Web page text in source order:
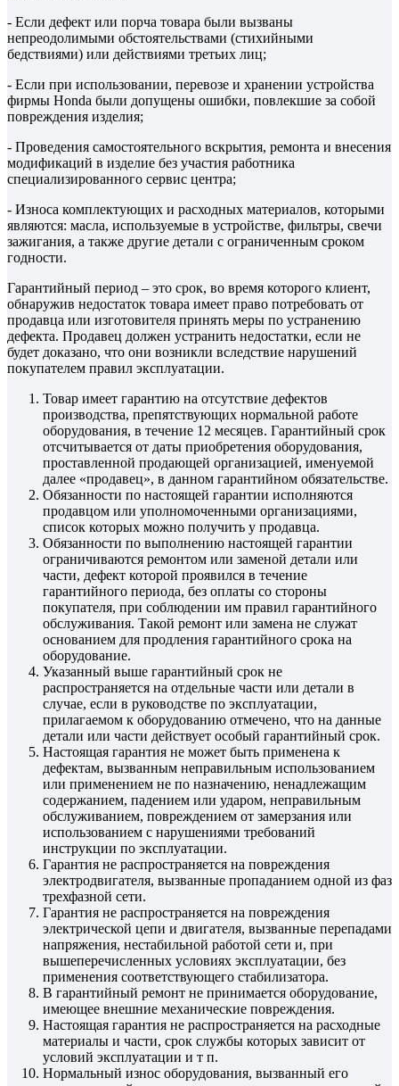
- Если дефект или порча товара были вызваны
непреодолимыми обстоятельствами (стихийными
бедствиями) или действиями третьих лиц;
- Если при использовании, перевозе и хранении устройства
фирмы Honda были допущены ошибки, повлекшие за собой
повреждения изделия;
- Проведения самостоятельного вскрытия, ремонта и внесения
модификаций в изделие без участия работника
специализированного сервис центра;
- Износа комплектующих и расходных материалов, которыми
являются: масла, используемые в устройстве, фильтры, свечи
зажигания, а также другие детали с ограниченным сроком
годности.
Гарантийный период – это срок, во время которого клиент,
обнаружив недостаток товара имеет право потребовать от
продавца или изготовителя принять меры по устранению
дефекта. Продавец должен устранить недостатки, если не
будет доказано, что они возникли вследствие нарушений
покупателем правил эксплуатации.
Товар имеет гарантию на отсутствие дефектов
производства, препятствующих нормальной работе
оборудования, в течение 12 месяцев. Гарантийный срок
отсчитывается от даты приобретения оборудования,
проставленной продающей организацией, именуемой
далее «продавец», в данном гарантийном обязательстве.
Обязанности по настоящей гарантии исполняются
продавцом или уполномоченными организациями,
список которых можно получить у продавца.
Обязанности по выполнению настоящей гарантии
ограничиваются ремонтом или заменой детали или
части, дефект которой проявился в течение
гарантийного периода, без оплаты со стороны
покупателя, при соблюдении им правил гарантийного
обслуживания. Такой ремонт или замена не служат
основанием для продления гарантийного срока на
оборудование.
Указанный выше гарантийный срок не
распространяется на отдельные части или детали в
случае, если в руководстве по эксплуатации,
прилагаемом к оборудованию отмечено, что на данные
детали или части действует особый гарантийный срок.
Настоящая гарантия не может быть применена к
дефектам, вызванным неправильным использованием
или применением не по назначению, ненадлежащим
содержанием, падением или ударом, неправильным
обслуживанием, повреждением от замерзания или
использованием с нарушениями требований
инструкции по эксплуатации.
Гарантия не распространяется на повреждения
электродвигателя, вызванные пропаданием одной из фаз
трехфазной сети.
Гарантия не распространяется на повреждения
электрической цепи и двигателя, вызванные перепадами
напряжения, нестабильной работой сети и, при
вышеперечисленных условиях эксплуатации, без
применения соответствующего стабилизатора.
В гарантийный ремонт не принимается оборудование,
имеющее внешние механические повреждения.
Настоящая гарантия не распространяется на расходные
материалы и части, срок службы которых зависит от
условий эксплуатации и т п.
Нормальный износ оборудования, вызванный его